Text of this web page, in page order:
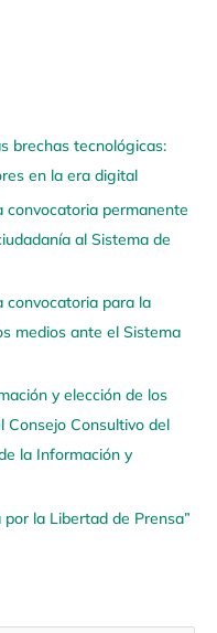
brechas tecnológicas:
en la era digital
convocatoria permanente
al Sistema de
convocatoria para la
medios ante el Sistema
y elección de los
Consejo Consultivo del
la Información y
por la Libertad de Prensa”